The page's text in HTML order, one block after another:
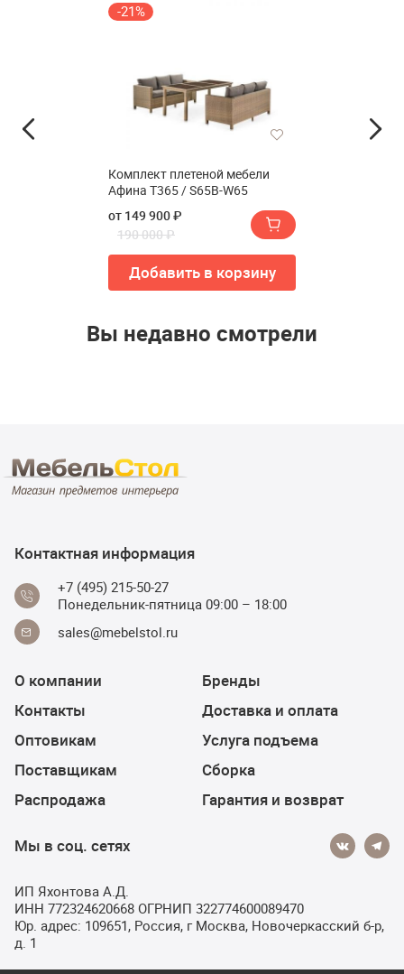
-21%
Комплект плетеной мебели
Афина T365 / S65B-W65
от 149 900 ₽
190 000 ₽
Добавить в корзину
Вы недавно смотрели
Контактная информация
+7 (495) 215-50-27
Понедельник-пятница 09:00 – 18:00
sales@mebelstol.ru
О компании
Контакты
Оптовикам
Поставщикам
Распродажа
Бренды
Доставка и оплата
Услуга подъема
Сборка
Гарантия и возврат
Мы в соц. сетях
ИП Яхонтова А.Д.
ИНН 772324620668 ОГРНИП 322774600089470
Юр. адрес: 109651, Россия, г Москва, Новочеркасский б-р,
д. 1